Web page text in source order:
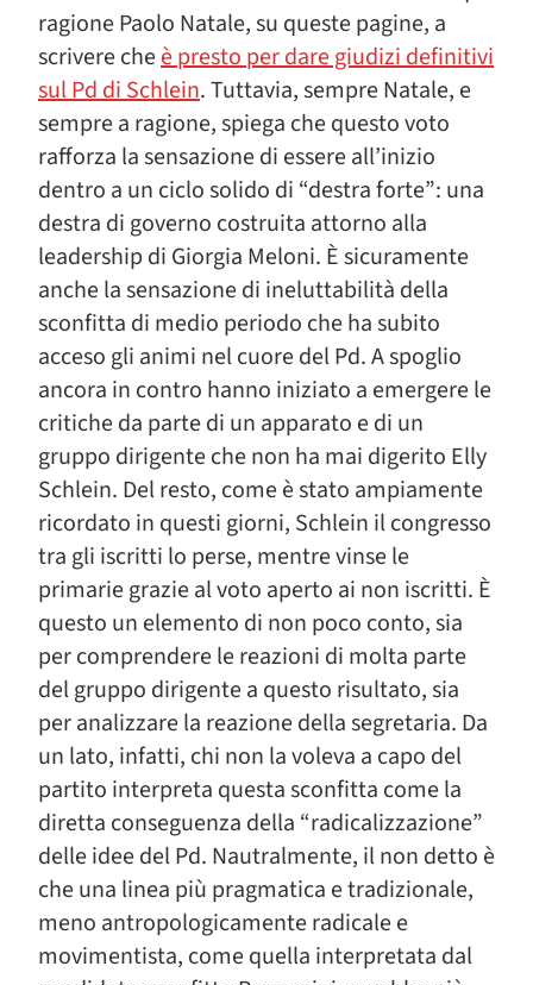
ragione Paolo Natale, su queste pagine, a
scrivere cheè presto per dare giudizi definitivi
sul Pd di Schlein. Tuttavia, sempre Natale, e
sempre a ragione, spiega che questo voto
rafforza la sensazione di essere all’inizio
dentro a un ciclo solido di “destra forte”: una
destra di governo costruita attorno alla
leadership di Giorgia Meloni. È sicuramente
anche la sensazione di ineluttabilità della
sconfitta di medio periodo che ha subito
acceso gli animi nel cuore del Pd. A spoglio
ancora in contro hanno iniziato a emergere le
critiche da parte di un apparato e di un
gruppo dirigente che non ha mai digerito Elly
Schlein. Del resto, come è stato ampiamente
ricordato in questi giorni, Schlein il congresso
tra gli iscritti lo perse, mentre vinse le
primarie grazie al voto aperto ai non iscritti. È
questo un elemento di non poco conto, sia
per comprendere le reazioni di molta parte
del gruppo dirigente a questo risultato, sia
per analizzare la reazione della segretaria. Da
un lato, infatti, chi non la voleva a capo del
partito interpreta questa sconfitta come la
diretta conseguenza della “radicalizzazione”
delle idee del Pd. Nautralmente, il non detto è
che una linea più pragmatica e tradizionale,
meno antropologicamente radicale e
movimentista, come quella interpretata dal